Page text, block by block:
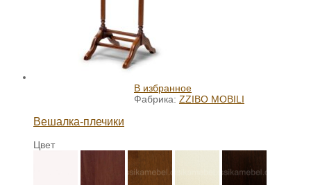
В избранное
Фабрика: ZZIBO MOBILI
Вешалка-плечики
Цвет